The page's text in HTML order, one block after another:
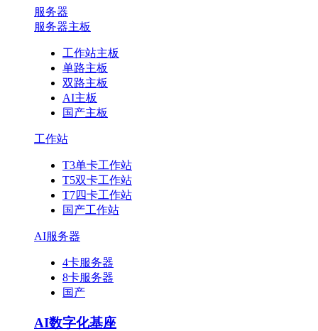
服务器
服务器主板
工作站主板
单路主板
双路主板
AI主板
国产主板
工作站
T3单卡工作站
T5双卡工作站
T7四卡工作站
国产工作站
AI服务器
4卡服务器
8卡服务器
国产
AI数字化基座